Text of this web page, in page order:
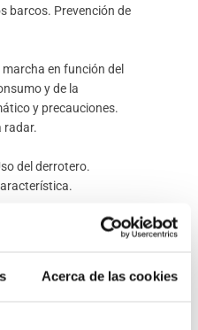
Acerca de las cookies
barcos. Prevención de
en función del
y de la
y precauciones.
radar.
del derrotero.
Control de
adversos. Control del
y dirección de la